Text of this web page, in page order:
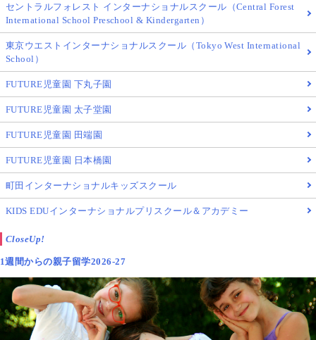
セントラルフォレスト インターナショナルスクール（Central Forest
International School Preschool & Kindergarten）
東京ウエストインターナショナルスクール（Tokyo West International
School）
FUTURE児童園 下丸子園
FUTURE児童園 太子堂園
FUTURE児童園 田端園
FUTURE児童園 日本橋園
町田インターナショナルキッズスクール
KIDS EDUインターナショナルプリスクール＆アカデミー
CloseUp!
1週間からの親子留学2026-27